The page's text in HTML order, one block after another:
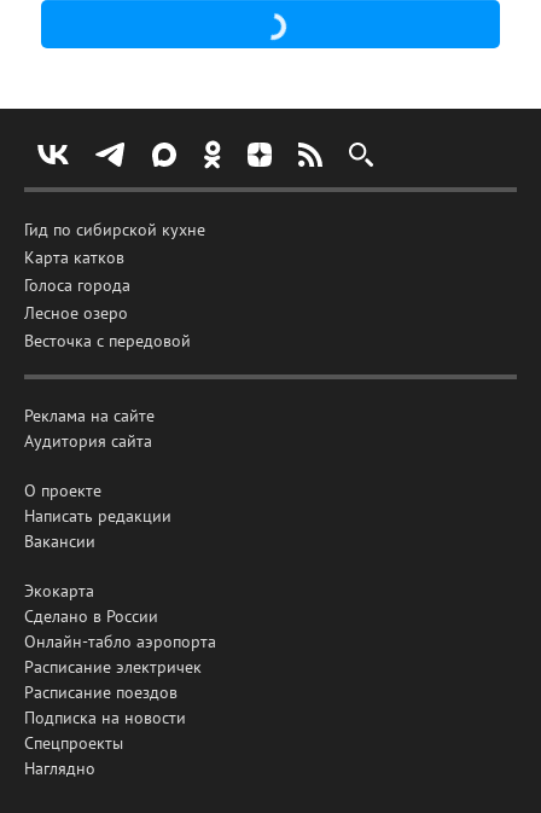
Гид по сибирской кухне
Карта катков
Голоса города
Лесное озеро
Весточка с передовой
Реклама на сайте
Аудитория сайта
О проекте
Написать редакции
Вакансии
Экокарта
Сделано в России
Онлайн-табло аэропорта
Расписание электричек
Расписание поездов
Подписка на новости
Спецпроекты
Наглядно